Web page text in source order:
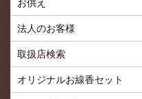
お供え
法人のお客様
取扱店検索
オリジナルお線香セット